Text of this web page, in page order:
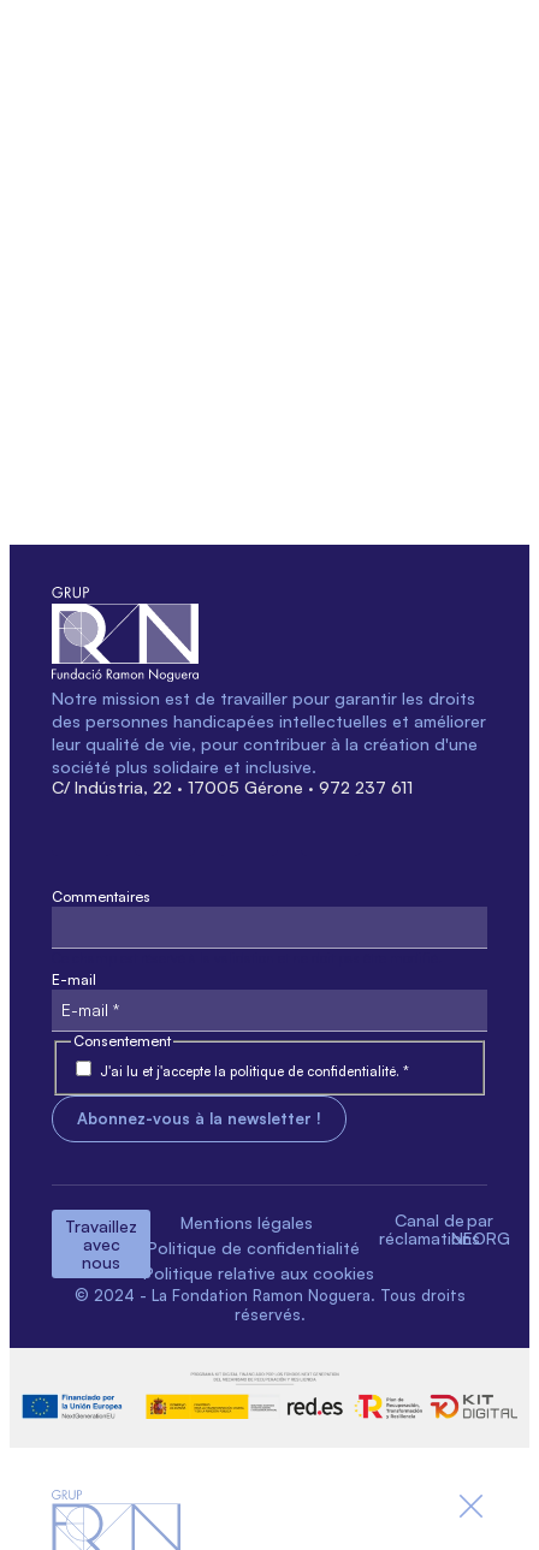
Notre mission est de travailler pour garantir les droits
des personnes handicapées intellectuelles et améliorer
leur qualité de vie, pour contribuer à la création d'une
société plus solidaire et inclusive.
C/ Indústria, 22 · 17005 Gérone · 972 237 611
Commentaires
E-mail
Consentement
J'ai lu et j'accepte la politique de confidentialité. *
Travaillez
avec
nous
Mentions légales
Politique de confidentialité
Politique relative aux cookies
Canal de
réclamations
par
NEORG
© 2024 - La Fondation Ramon Noguera. Tous droits
réservés.